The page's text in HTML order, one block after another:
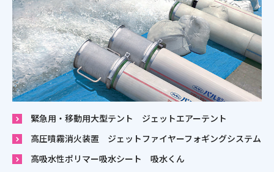
緊急用・移動用大型テント ジェットエアーテント
高圧噴霧消火装置 ジェットファイヤーフォギングシステム
高吸水性ポリマー吸水シート 吸水くん